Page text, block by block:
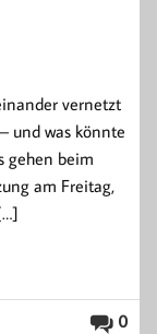
vernetzt
und was könnte
gehen beim
am Freitag,
0